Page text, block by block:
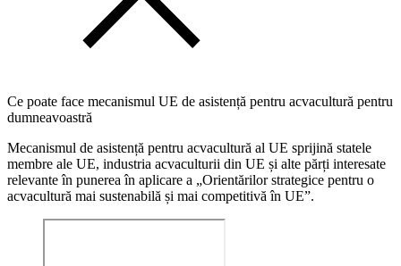
Ce poate face mecanismul UE de asistență pentru acvacultură pentru
dumneavoastră
Mecanismul de asistență pentru acvacultură al UE sprijină statele
membre ale UE, industria acvaculturii din UE și alte părți interesate
relevante în punerea în aplicare a „Orientărilor strategice pentru o
acvacultură mai sustenabilă și mai competitivă în UE”.